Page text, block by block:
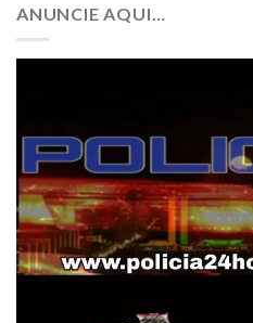
ANUNCIE AQUI…